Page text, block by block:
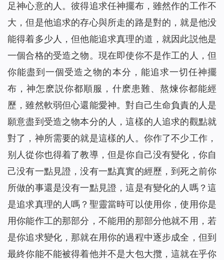
足神心意的人。彼得追求任神擺布，雖然作的工作不
大，但是他追求的存心與所走的路是對的，就是他没
能得着多少人，但他能追求真理的道，就因此説他是
一個合格的受造之物。現在即使你不是作工的人，但
你能盡到一個受造之物的本分，能追求一切任神擺
布，神怎麽説你都順服，什麽患難、熬煉你都能經
歷，雖然軟弱但心還能愛神。對自己生命負責的人是
願意盡到受造之物本分的人，這樣的人追求的觀點就
對了，神所需要的就是這樣的人。你作了不少工作，
别人從你也得着了教導，但是你自己没有變化，你自
己没有一點見證，没有一點真實的經歷，到死之前你
所做的事還是没有一點見證，這是有變化的人嗎？這
是追求真理的人嗎？聖靈當時可以使用你，使用你是
用你能作工的那部分，不能用的那部分他就不用，若
是你追求變化，那就在用你的過程中逐步成全，但到
最終你能不能被得着他并不是大包大攬，這就在乎你